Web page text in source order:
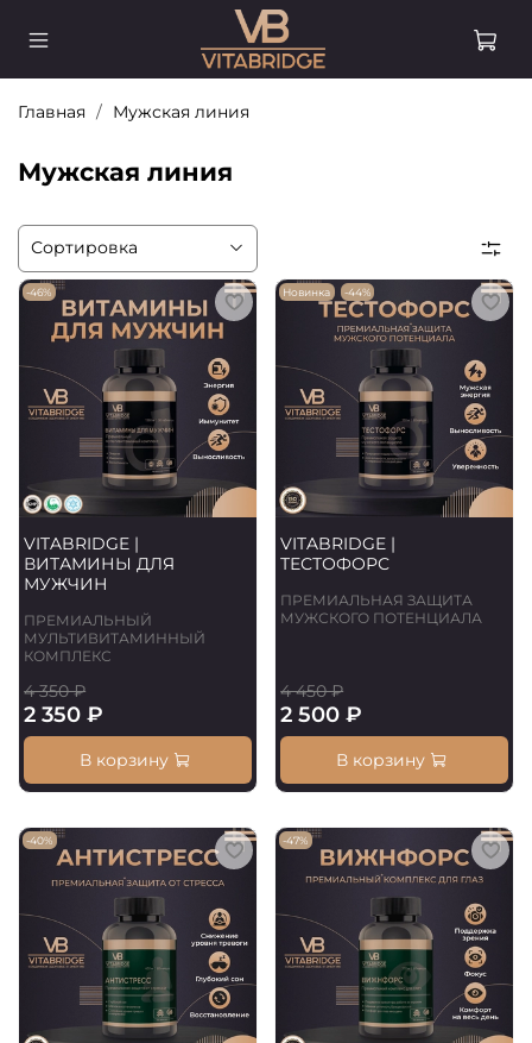
Главная Мужская линия
Мужская линия
-46%
VITABRIDGE |
ВИТАМИНЫ ДЛЯ
МУЖЧИН
ПРЕМИАЛЬНЫЙ
МУЛЬТИВИТАМИННЫЙ
КОМПЛЕКС
4 350 ₽
2 350 ₽
В корзину
Новинка -44%
VITABRIDGE |
ТЕСТОФОРС
ПРЕМИАЛЬНАЯ ЗАЩИТА
МУЖСКОГО ПОТЕНЦИАЛА
4 450 ₽
2 500 ₽
В корзину
-40% -47%